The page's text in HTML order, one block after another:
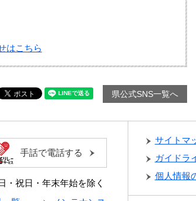
はこちら
県公式SNS一覧へ
・祝日・年末年始を除く
手話で電話する
サイトマ
ガイドラ
個人情報